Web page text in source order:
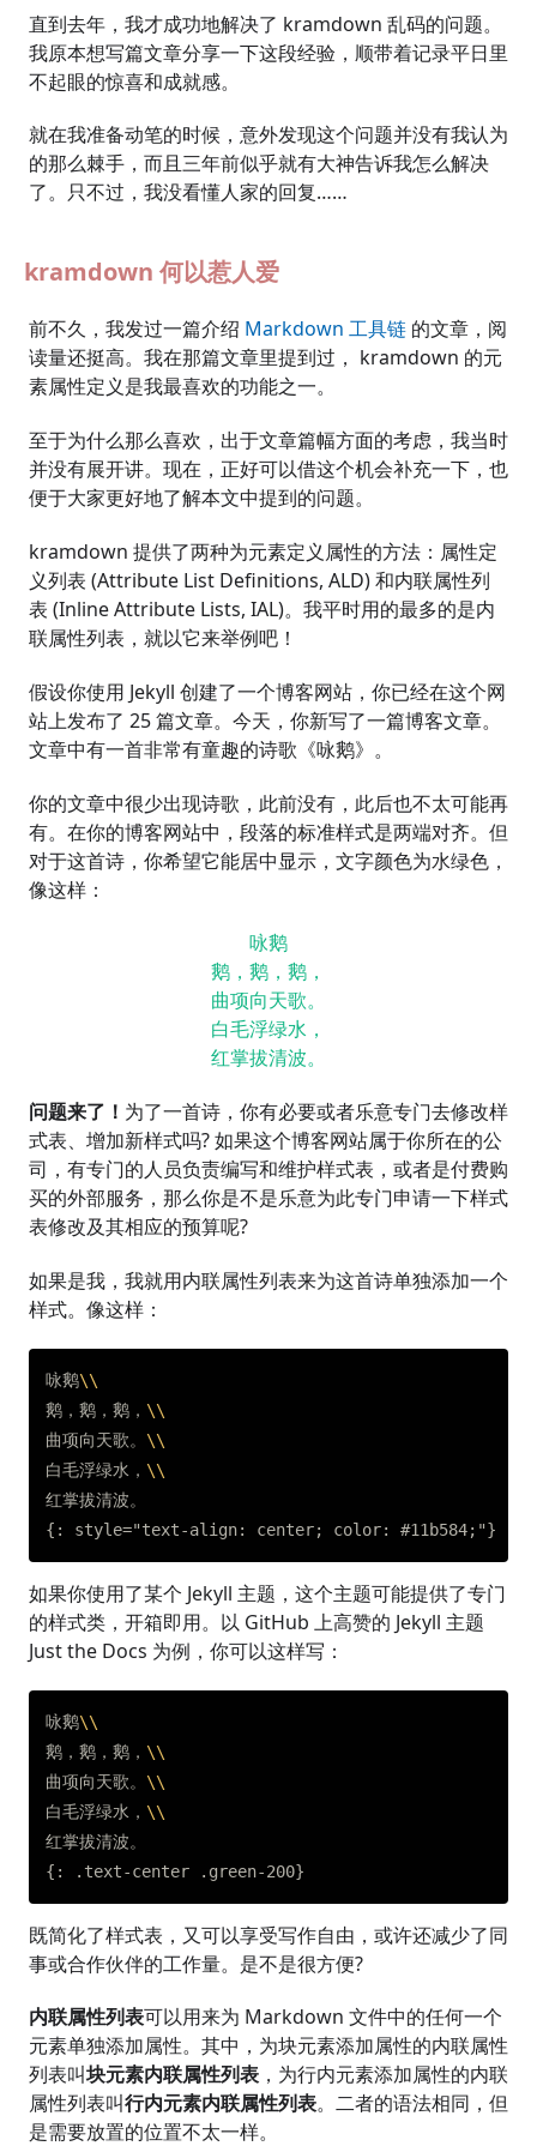
直到去年，我才成功地解决了 kramdown 乱码的问题。
我原本想写篇文章分享一下这段经验，顺带着记录平日里
不起眼的惊喜和成就感。
就在我准备动笔的时候，意外发现这个问题并没有我认为
的那么棘手，而且三年前似乎就有大神告诉我怎么解决
了。只不过，我没看懂人家的回复……
kramdown 何以惹人爱
前不久，我发过一篇介绍 Markdown 工具链 的文章，阅
读量还挺高。我在那篇文章里提到过， kramdown 的元
素属性定义是我最喜欢的功能之一。
至于为什么那么喜欢，出于文章篇幅方面的考虑，我当时
并没有展开讲。现在，正好可以借这个机会补充一下，也
便于大家更好地了解本文中提到的问题。
kramdown 提供了两种为元素定义属性的方法：属性定
义列表 (Attribute List Definitions, ALD) 和内联属性列
表 (Inline Attribute Lists, IAL)。我平时用的最多的是内
联属性列表，就以它来举例吧！
假设你使用 Jekyll 创建了一个博客网站，你已经在这个网
站上发布了 25 篇文章。今天，你新写了一篇博客文章。
文章中有一首非常有童趣的诗歌《咏鹅》。
你的文章中很少出现诗歌，此前没有，此后也不太可能再
有。在你的博客网站中，段落的标准样式是两端对齐。但
对于这首诗，你希望它能居中显示，文字颜色为水绿色，
像这样：
咏鹅
鹅，鹅，鹅，
曲项向天歌。
白毛浮绿水，
红掌拔清波。
问题来了！ 为了一首诗，你有必要或者乐意专门去修改样
式表、增加新样式吗? 如果这个博客网站属于你所在的公
司，有专门的人员负责编写和维护样式表，或者是付费购
买的外部服务，那么你是不是乐意为此专门申请一下样式
表修改及其相应的预算呢?
如果是我，我就用内联属性列表来为这首诗单独添加一个
样式。像这样：
咏鹅\\
鹅，鹅，鹅， \\
曲项向天歌。 \\
白毛浮绿水， \\
红掌拔清波。
如果你使用了某个 Jekyll 主题，这个主题可能提供了专门
的样式类，开箱即用。以 GitHub 上高赞的 Jekyll 主题
Just the Docs 为例，你可以这样写：
咏鹅\\
鹅，鹅，鹅， \\
曲项向天歌。 \\
白毛浮绿水， \\
红掌拔清波。
既简化了样式表，又可以享受写作自由，或许还减少了同
事或合作伙伴的工作量。是不是很方便?
内联属性列表可以用来为 Markdown 文件中的任何一个
元素单独添加属性。其中，为块元素添加属性的内联属性
列表叫块元素内联属性列表 ，为行内元素添加属性的内联
属性列表叫行内元素内联属性列表。二者的语法相同，但
是需要放置的位置不太一样。